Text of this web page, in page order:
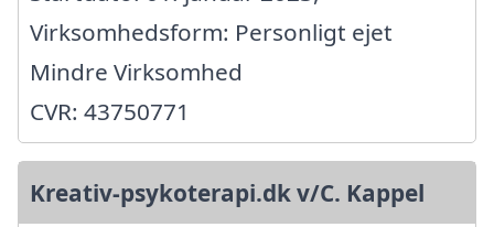
Virksomhedsform: Personligt ejet
Mindre Virksomhed
CVR: 43750771
Kreativ-psykoterapi.dk v/C. Kappel